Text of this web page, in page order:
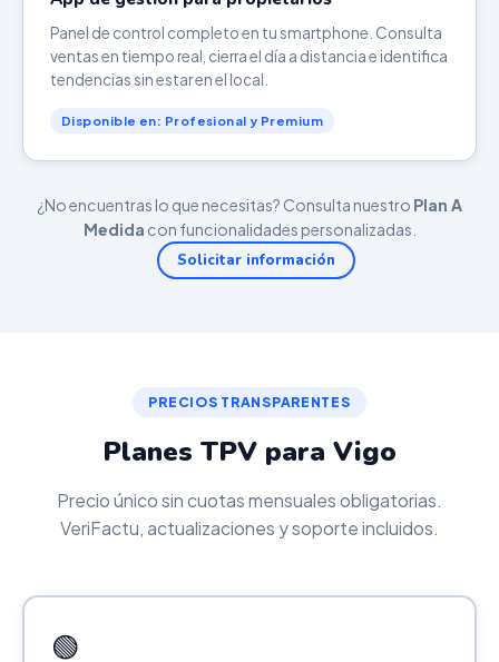
Panel de control completo en tu smartphone. Consulta
ventas en tiempo real, cierra el día a distancia e identifica
tendencias sin estar en el local.
Disponible en: Profesional y Premium
¿No encuentras lo que necesitas? Consulta nuestro Plan A
Medida con funcionalidades personalizadas.
Solicitar información
PRECIOS TRANSPARENTES
Planes TPV para Vigo
Precio único sin cuotas mensuales obligatorias.
VeriFactu, actualizaciones y soporte incluidos.
🟢